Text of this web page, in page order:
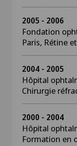
2005 - 2006
Fondation
Paris, Rétine
2004 - 2005
Hôpital
Chirurgie
2000 - 2004
Hôpital
Formation en